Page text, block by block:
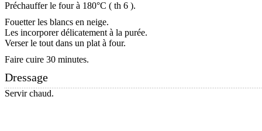
Préchauffer le four à 180°C ( th 6 ).
Fouetter les blancs en neige.
Les incorporer délicatement à la purée.
Verser le tout dans un plat à four.
Faire cuire 30 minutes.
Dressage
Servir chaud.